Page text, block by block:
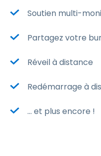
Soutien multi-
Partagez votre
Réveil à distance
Redémarrage à
... et plus encore !